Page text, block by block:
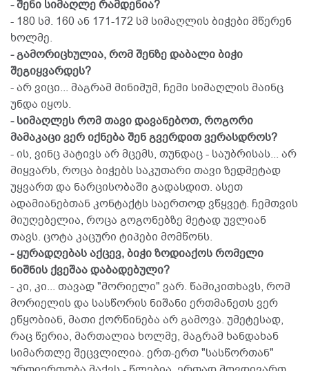
- შენი სიმაღლე რამდენია?
- 180 სმ. 160 ან 171-172 სმ სიმაღლის ბიჭები მწერენ
ხოლმე.
- გამორიცხულია, რომ შენზე დაბალი ბიჭი
შეგიყვარდეს?
- არ ვიცი... მაგრამ მინიმუმ, ჩემი სიმაღლის მაინც
უნდა იყოს.
- სიმაღლეს რომ თავი დავანებოთ, როგორი
მამაკაცი ვერ იქნება შენ გვერდით ვერასდროს?
- ის, ვინც პატივს არ მცემს, თუნდაც - საუბრისას... არ
მიყვარს, როცა ბიჭებს საკუთარი თავი ზედმეტად
უყვართ და ნარცისობაში გადასდით. ასეთ
ადამიანებთან კონტაქტს საერთოდ ვწყვეტ. ჩემთვის
მიუღებელია, როცა გოგონებზე მეტად უვლიან
თავს. ცოტა კაცური ტიპები მომწონს.
- ყურადღებას აქცევ, ბიჭი ზოდიაქოს რომელი
ნიშნის ქვეშაა დაბადებული?
- კი, კი... თავად "მორიელი" ვარ. წამიკითხავს, რომ
მორიელის და სასწორის ნიშანი ერთმანეთს ვერ
ეწყობიან, მათი ქორწინება არ გამოვა. უმეტესად,
რაც წერია, მართალია ხოლმე, მაგრამ ხანდახან
სიმართლე შეცვლილია. ერთ-ერთ "სასწორთან"